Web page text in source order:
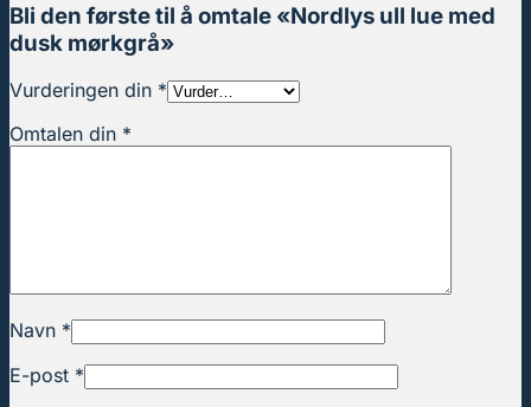
Bli den første til å omtale «Nordlys ull lue med
dusk mørkgrå»
Vurderingen din *
Omtalen din *
Navn *
E-post *